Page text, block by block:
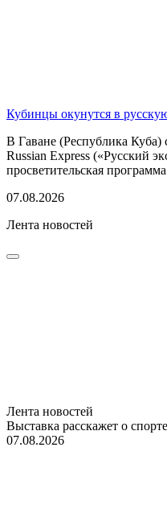
Кубинцы окунутся в
В Гаване (Республика Куба)
Russian Express («Русский
просветительская программа
07.08.2026
Лента новостей
Лента новостей
Выставка расскажет о
07.08.2026